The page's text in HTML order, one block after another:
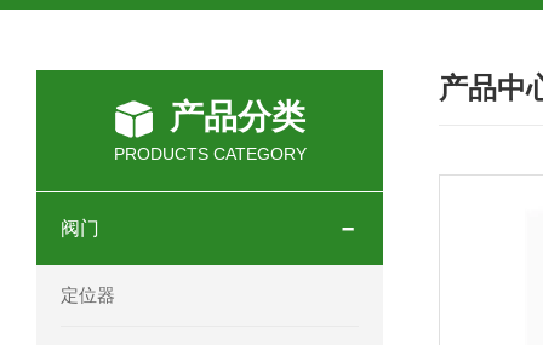
OEMER三相同步电机MTES 132SB/2
OEMER三相同步电机MTES 160MA/2
OEMER电机QLS 180M环保农业领域
产品分类
PRODUCTS CATEGORY
阀门
定位器
产品中